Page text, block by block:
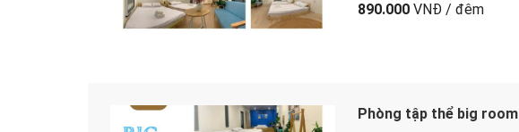
890.000VNĐ / đêm
Phòng tập thể big room